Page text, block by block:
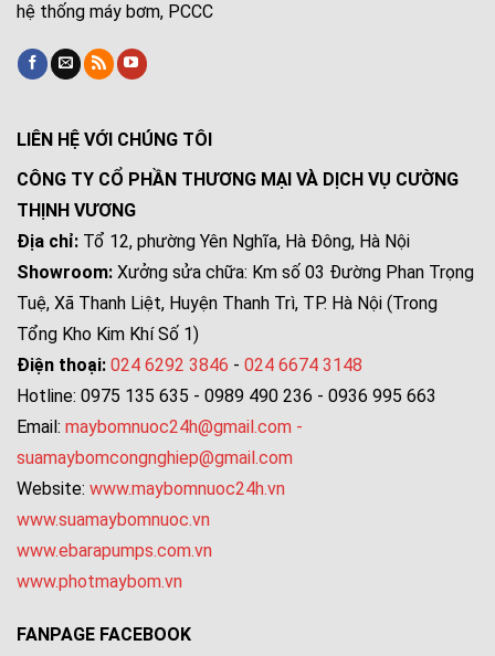
hệ thống máy bơm, PCCC
LIÊN HỆ VỚI CHÚNG TÔI
CÔNG TY CỔ PHẦN THƯƠNG MẠI VÀ DỊCH VỤ CƯỜNG
THỊNH VƯƠNG
Địa chỉ: Tổ 12, phường Yên Nghĩa, Hà Đông, Hà Nội
Showroom: Xưởng sửa chữa: Km số 03 Đường Phan Trọng
Tuệ, Xã Thanh Liệt, Huyện Thanh Trì, TP. Hà Nội (Trong
Tổng Kho Kim Khí Số 1)
Điện thoại: 024 6292 3846 - 024 6674 3148
Hotline: 0975 135 635 - 0989 490 236 - 0936 995 663
Email: maybomnuoc24h@gmail.com -
suamaybomcongnghiep@gmail.com
Website: www.maybomnuoc24h.vn
www.suamaybomnuoc.vn
www.ebarapumps.com.vn
www.photmaybom.vn
FANPAGE FACEBOOK